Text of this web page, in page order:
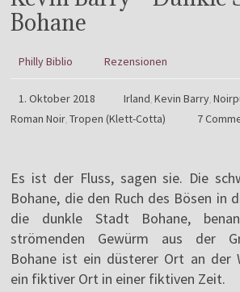
Bohane
Philly Biblio Rezensionen
1. Oktober 2018 Irland,Kevin Barry,
Roman Noir,Tropen (Klett-Cotta) 7
Es ist der Fluss, sagen sie. Die
Bohane, die den Ruch des Bösen in
die dunkle Stadt Bohane,
strömenden Gewürm aus der
Bohane ist ein düsterer Ort an der
ein fiktiver Ort in einer fiktiven Zeit.